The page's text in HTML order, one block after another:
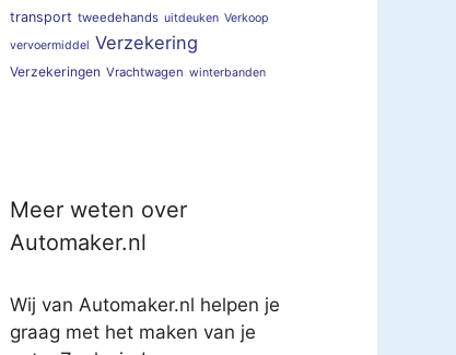
transport tweedehands uitdeuken Verkoop
vervoermiddel Verzekering
Verzekeringen Vrachtwagen winterbanden
Meer weten over
Automaker.nl
Wij van Automaker.nl helpen je
graag met het maken van je